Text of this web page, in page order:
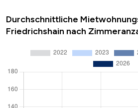
Durchschnittliche
Friedrichshain nach